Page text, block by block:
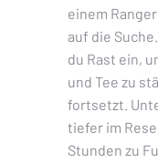
einem
auf die
du Rast ein,
und Tee zu
fortsetzt.
tiefer im
Stunden zu